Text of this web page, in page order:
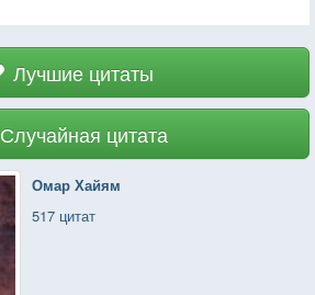
Лучшие цитаты
Случайная цитата
Омар Хайям
517 цитат